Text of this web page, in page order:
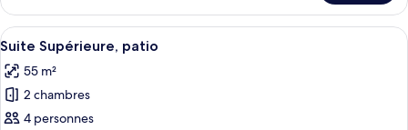
Deluxe
le
type
de
Chambre
Double
Afficher
toutes
les
photos
pour
Une pièce chaleureuse avec une
16
Suite Supérieure, patio
55 m²
2 chambres
4 personnes